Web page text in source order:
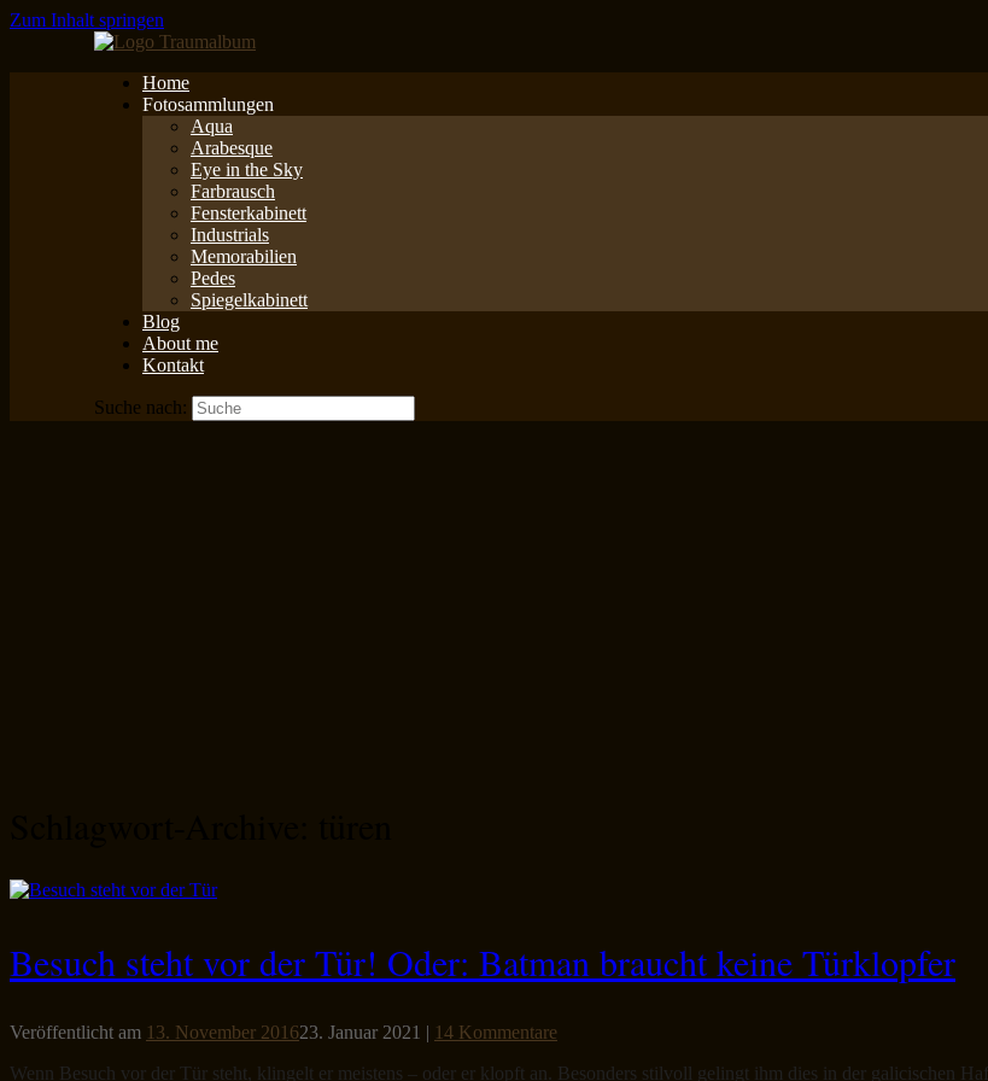
Zum Inhalt springen
Home
Fotosammlungen
Aqua
Arabesque
Eye in the Sky
Farbrausch
Fensterkabinett
Industrials
Memorabilien
Pedes
Spiegelkabinett
Blog
About me
Kontakt
Suche nach:
Besuch steht vor der Tür! Oder: Batman braucht keine Türklopfer
Veröffentlicht am 13. November 201623. Januar 2021 | 14 Kommentare
Wenn Besuch vor der Tür steht, klingelt er meistens – oder er klopft an. Besonders stilvoll gelingt ihm dies in der galicischen